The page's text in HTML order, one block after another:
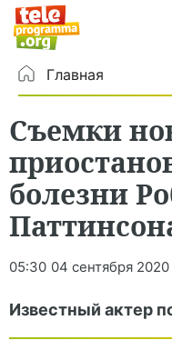
Главная
Съемки
болезни
05:30 04 сентября 2020
Известный актер